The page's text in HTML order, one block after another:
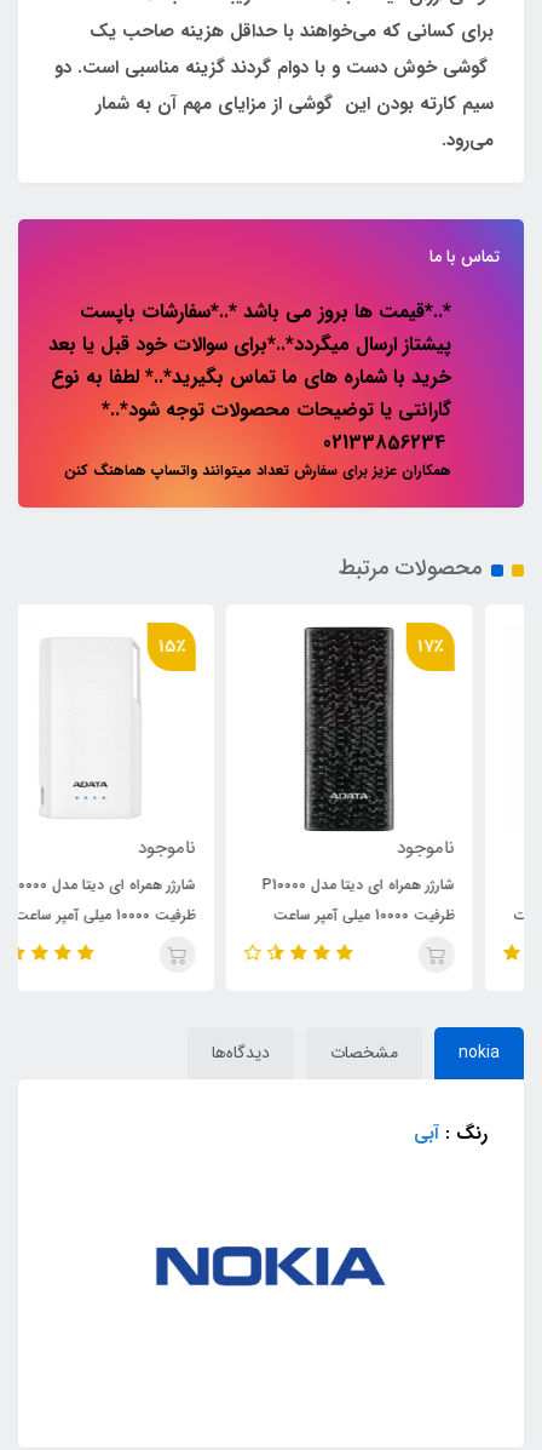
برای کسانی که می‌خواهند با حداقل هزینه صاحب یک
گوشی خوش دست و با دوام گردند گزینه مناسبی است. دو
سیم کارته بودن این گوشی از مزایای مهم آن به شمار
می‌رود.
تماس با ما
*..*قیمت ها بروز می باشد *..*سفارشات باپست
پیشتاز ارسال میگردد*..*برای سوالات خود قبل یا بعد
خرید با شماره های ما تماس بگیرید*..* لطفا به نوع
گارانتی یا توضیحات محصولات توجه شود*..*
همکاران عزیز برای سفارش تعداد میتوانند واتساپ هماهنگ کنن
محصولات مرتبط
ناموجود
شارژر همراه ای دیتا مدل P10000
ناموجود
شارژر همراه ای دیتا مدل S10000
nokia مشخصات دیدگاه‌ها
رنگ : آبی